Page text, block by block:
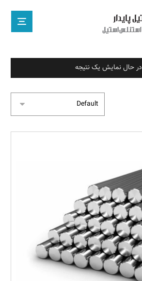
در حال نمایش یک نتیجه